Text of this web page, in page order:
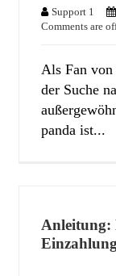
Support 1
Comments are
Als Fan
der Suche
panda ist...
Anleitung: